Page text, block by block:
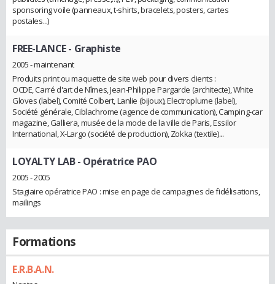
sponsoring voile (panneaux, t-shirts, bracelets, posters, cartes
postales...)
FREE-LANCE- Graphiste
2005 - maintenant
Produits print ou maquette de site web pour divers clients :
OCDE, Carré d'art de Nîmes, Jean-Philippe Pargarde (architecte), White
Gloves (label), Comité Colbert, Lanlie (bijoux), Electroplume (label),
Société générale, Ciblachrome (agence de communication), Camping-car
magazine, Galliera, musée de la mode de la ville de Paris, Essilor
International, X-Largo (société de production), Zokka (textile)...
LOYALTY LAB- Opératrice PAO
2005 - 2005
Stagiaire opératrice PAO : mise en page de campagnes de fidélisations,
mailings
Formations
E.R.B.A.N.